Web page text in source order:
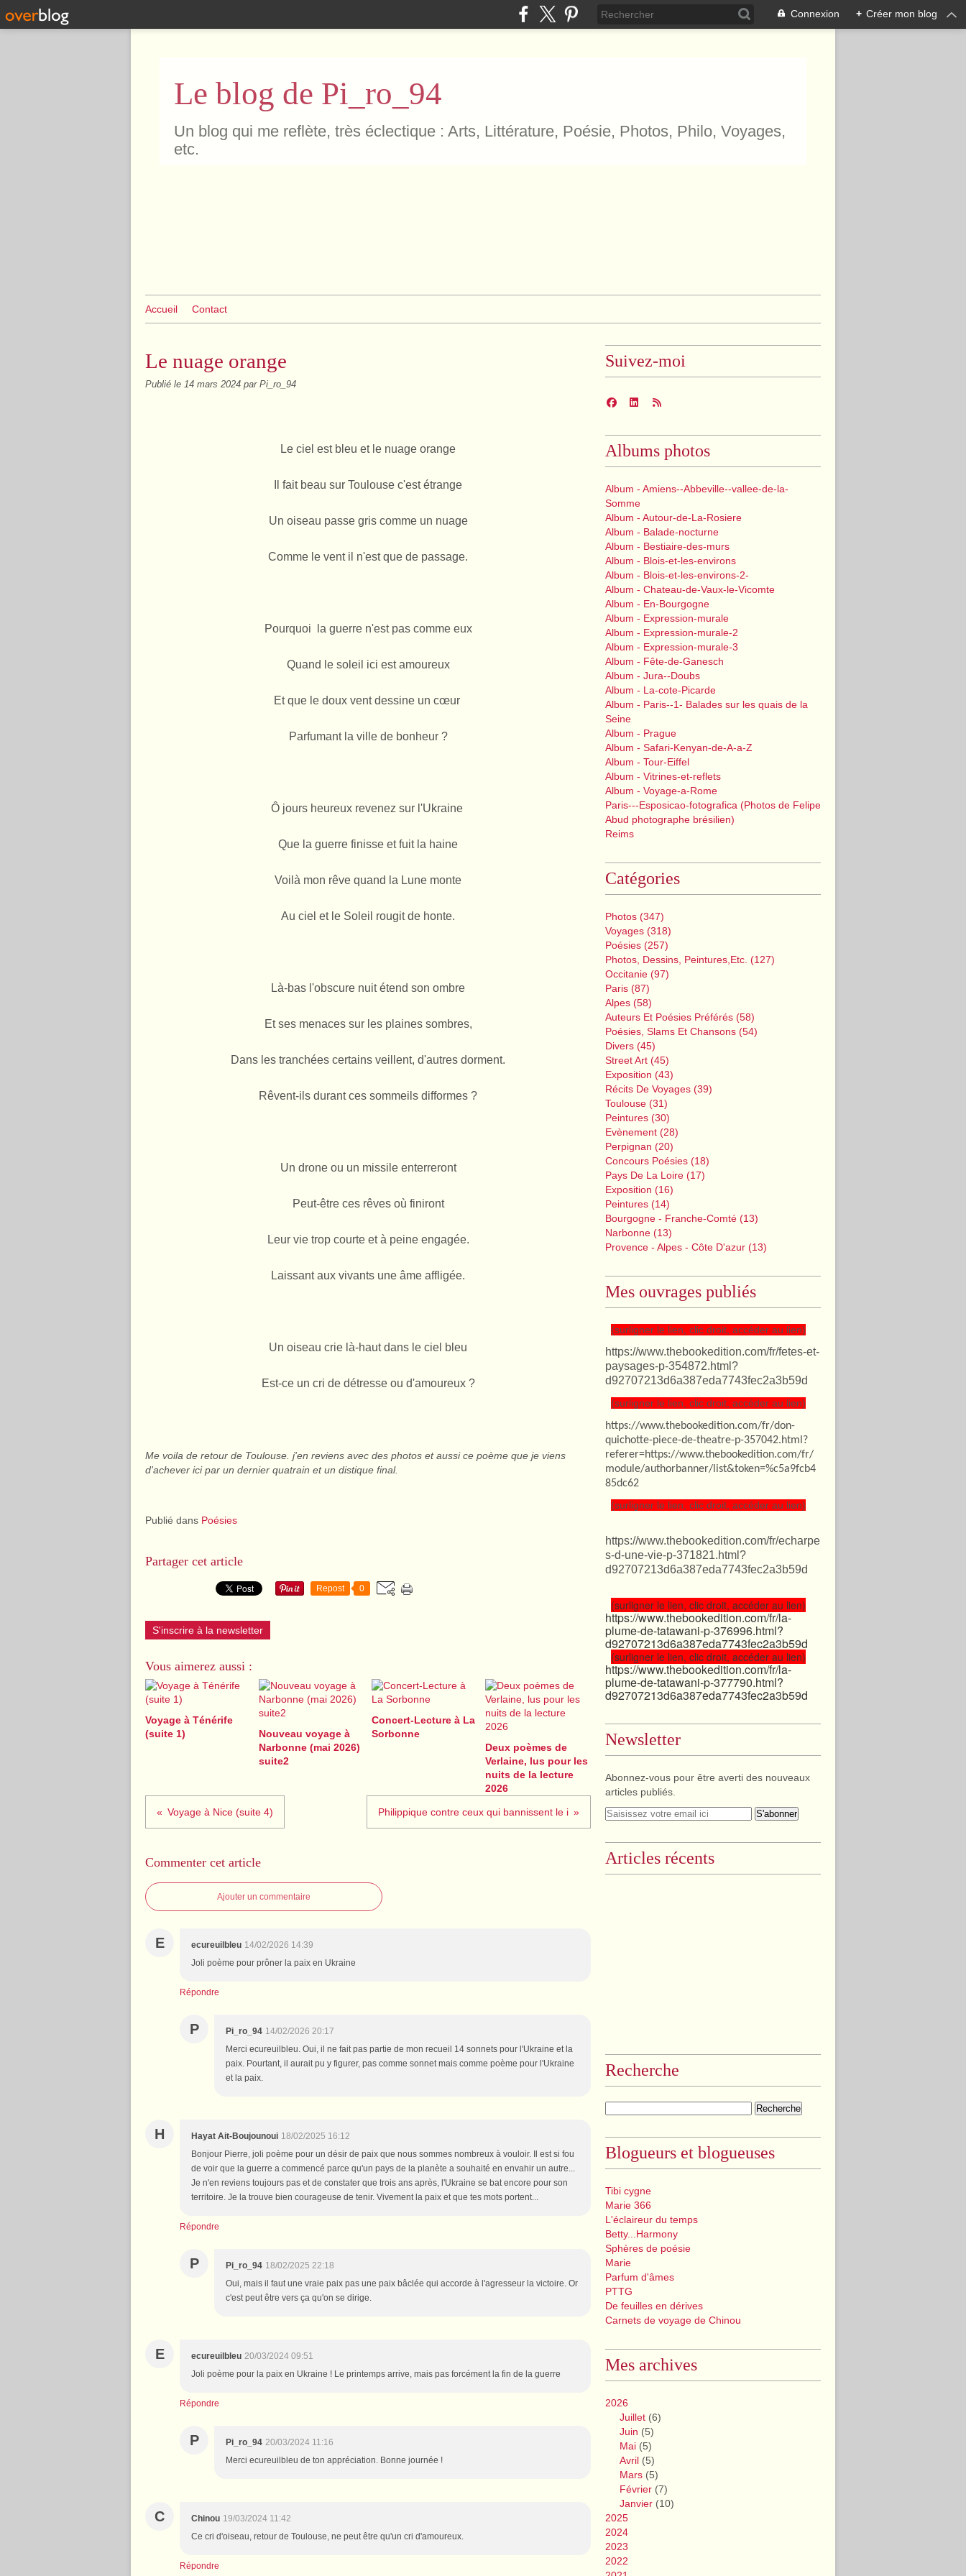
Connexion + Créer mon blog
Le blog de Pi_ro_94
Un blog qui me reflète, très éclectique : Arts, Littérature, Poésie, Photos, Philo, Voyages,
etc.
Accueil Contact
Le nuage orange
Publié le 14 mars 2024 par Pi_ro_94
Le ciel est bleu et le nuage orange
Il fait beau sur Toulouse c'est étrange
Un oiseau passe gris comme un nuage
Comme le vent il n'est que de passage.
Pourquoi la guerre n'est pas comme eux
Quand le soleil ici est amoureux
Et que le doux vent dessine un cœur
Parfumant la ville de bonheur ?
Ô jours heureux revenez sur l'Ukraine
Que la guerre finisse et fuit la haine
Voilà mon rêve quand la Lune monte
Au ciel et le Soleil rougit de honte.
Là-bas l'obscure nuit étend son ombre
Et ses menaces sur les plaines sombres,
Dans les tranchées certains veillent, d'autres dorment.
Rêvent-ils durant ces sommeils difformes ?
Un drone ou un missile enterreront
Peut-être ces rêves où finiront
Leur vie trop courte et à peine engagée.
Laissant aux vivants une âme affligée.
Un oiseau crie là-haut dans le ciel bleu
Est-ce un cri de détresse ou d'amoureux ?
Me voila de retour de Toulouse. j'en reviens avec des photos et aussi ce poème que je viens
d'achever ici par un dernier quatrain et un distique final.
Publié dans Poésies
Partager cet article
Repost 0
S'inscrire à la newsletter
Vous aimerez aussi :
Voyage à Ténérife
(suite 1)
Nouveau voyage à
Narbonne (mai 2026)
suite2
Concert-Lecture à La
Sorbonne
Deux poèmes de
Verlaine, lus pour les
nuits de la lecture
2026
Voyage à Nice (suite 4) Philippique contre ceux qui bannissent le i
Commenter cet article
Ajouter un commentaire
E ecureuilbleu 14/02/2026 14:39
Joli poème pour prôner la paix en Ukraine
Répondre
P Pi_ro_94 14/02/2026 20:17
Merci ecureuilbleu. Oui, il ne fait pas partie de mon recueil 14 sonnets pour l'Ukraine et la
paix. Pourtant, il aurait pu y figurer, pas comme sonnet mais comme poème pour l'Ukraine
et la paix.
H Hayat Ait-Boujounoui 18/02/2025 16:12
Bonjour Pierre, joli poème pour un désir de paix que nous sommes nombreux à vouloir. Il est si fou
de voir que la guerre a commencé parce qu'un pays de la planète a souhaité en envahir un autre...
Je n'en reviens toujours pas et de constater que trois ans après, l'Ukraine se bat encore pour son
territoire. Je la trouve bien courageuse de tenir. Vivement la paix et que tes mots portent...
Répondre
P Pi_ro_94 18/02/2025 22:18
Oui, mais il faut une vraie paix pas une paix bâclée qui accorde à l'agresseur la victoire. Or
c'est peut être vers ça qu'on se dirige.
E ecureuilbleu 20/03/2024 09:51
Joli poème pour la paix en Ukraine ! Le printemps arrive, mais pas forcément la fin de la guerre
Répondre
P Pi_ro_94 20/03/2024 11:16
Merci ecureuilbleu de ton appréciation. Bonne journée !
C Chinou 19/03/2024 11:42
Ce cri d'oiseau, retour de Toulouse, ne peut être qu'un cri d'amoureux.
Répondre
Suivez-moi
Albums photos
Album - Amiens--Abbeville--vallee-de-la-
Somme
Album - Autour-de-La-Rosiere
Album - Balade-nocturne
Album - Bestiaire-des-murs
Album - Blois-et-les-environs
Album - Blois-et-les-environs-2-
Album - Chateau-de-Vaux-le-Vicomte
Album - En-Bourgogne
Album - Expression-murale
Album - Expression-murale-2
Album - Expression-murale-3
Album - Fête-de-Ganesch
Album - Jura--Doubs
Album - La-cote-Picarde
Album - Paris--1- Balades sur les quais de la
Seine
Album - Prague
Album - Safari-Kenyan-de-A-a-Z
Album - Tour-Eiffel
Album - Vitrines-et-reflets
Album - Voyage-a-Rome
Paris---Esposicao-fotografica (Photos de Felipe
Abud photographe brésilien)
Reims
Catégories
Photos (347)
Voyages (318)
Poésies (257)
Photos, Dessins, Peintures,etc. (127)
Occitanie (97)
Paris (87)
Alpes (58)
Auteurs Et Poésies Préférés (58)
Poésies, Slams Et Chansons (54)
Divers (45)
Street Art (45)
Exposition (43)
Récits De Voyages (39)
Toulouse (31)
Peintures (30)
Evènement (28)
Perpignan (20)
Concours Poésies (18)
Pays De La Loire (17)
Exposition (16)
Peintures (14)
Bourgogne - Franche-Comté (13)
Narbonne (13)
Provence - Alpes - Côte D'azur (13)
Mes ouvrages publiés
(surligner le lien, clic droit, accéder au lien)
https://www.thebookedition.com/fr/fetes-et-
paysages-p-354872.html?
d92707213d6a387eda7743fec2a3b59d
(surligner le lien, clic droit, accéder au lien)
https://www.thebookedition.com/fr/don-
quichotte-piece-de-theatre-p-357042.html?
referer=https://www.thebookedition.com/fr/
module/authorbanner/list&token=%c5a9fcb4
85dc62
(surligner le lien, clic droit, accéder au lien)
https://www.thebookedition.com/fr/echarpe
s-d-une-vie-p-371821.html?
d92707213d6a387eda7743fec2a3b59d
(surligner le lien, clic droit, accéder au lien)
https://www.thebookedition.com/fr/la-
plume-de-tatawani-p-376996.html?
d92707213d6a387eda7743fec2a3b59d
(surligner le lien, clic droit, accéder au lien)
https://www.thebookedition.com/fr/la-
plume-de-tatawani-p-377790.html?
d92707213d6a387eda7743fec2a3b59d
Newsletter
Abonnez-vous pour être averti des nouveaux
articles publiés.
Articles récents
Recherche
Blogueurs et blogueuses
Tibi cygne
Marie 366
L'éclaireur du temps
Betty...Harmony
Sphères de poésie
Marie
Parfum d'âmes
PTTG
De feuilles en dérives
Carnets de voyage de Chinou
Mes archives
2026
Juillet (6)
Juin (5)
Mai (5)
Avril (5)
Mars (5)
Février (7)
Janvier (10)
2025
2024
2023
2022